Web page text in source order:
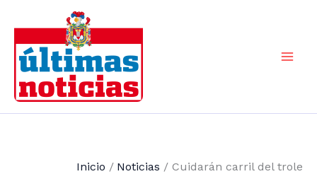
contenido
Inicio Noticias Cuidarán carril del trole